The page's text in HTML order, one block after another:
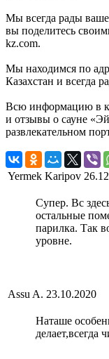
Мы всегда рады
вы поделитесь
kz.com.
Мы находимся по
Казахстан и всегда
Всю информацию в
и отзывы о сауне
развлекательном
Yermek Karipov
Супер. Вс
остальные
парилка. Так
уровне.
Assu A. 23.10.2020
Наташе
делает,всегда